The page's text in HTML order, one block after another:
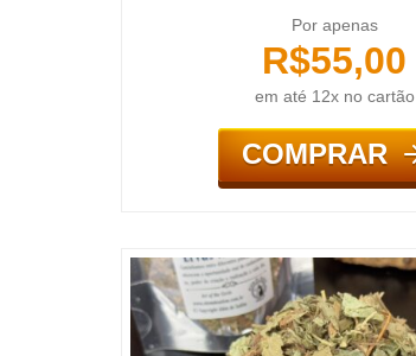
Por apenas
R$55,00
em até 12x no cartão
COMPRAR